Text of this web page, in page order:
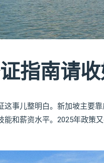
指南请收
事儿整明白。新加坡主要
和薪资水平。2025年政策